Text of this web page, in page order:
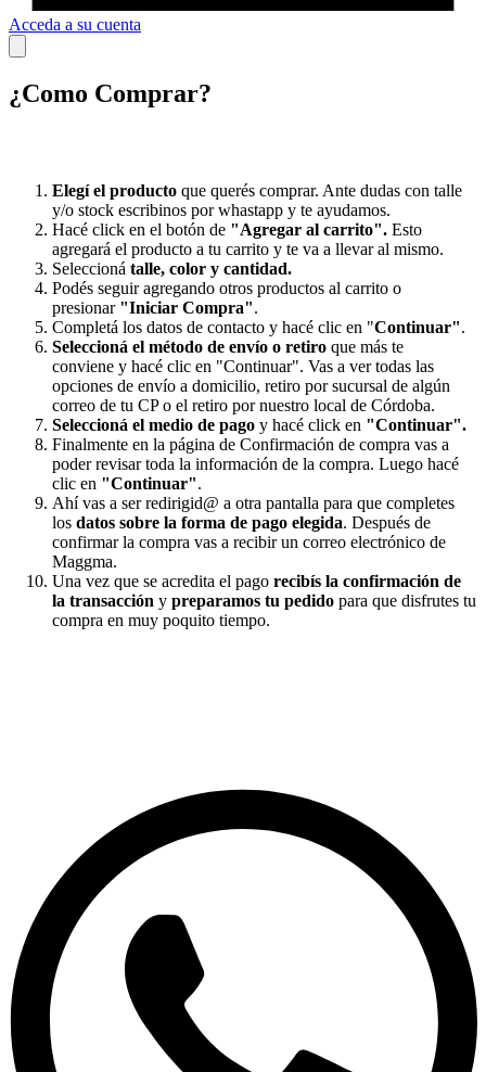
Acceda a su cuenta
¿Como Comprar?
Elegí el producto que querés comprar. Ante dudas con talle
y/o stock escribinos por whastapp y te ayudamos.
Hacé click en el botón de "Agregar al carrito". Esto
agregará el producto a tu carrito y te va a llevar al mismo.
Seleccioná talle, color y cantidad.
Podés seguir agregando otros productos al carrito o
presionar "Iniciar Compra".
Completá los datos de contacto y hacé clic en "Continuar".
Seleccioná el método de envío o retiro que más te
conviene y hacé clic en "Continuar". Vas a ver todas las
opciones de envío a domicilio, retiro por sucursal de algún
correo de tu CP o el retiro por nuestro local de Córdoba.
Seleccioná el medio de pago y hacé click en "Continuar".
Finalmente en la página de Confirmación de compra vas a
poder revisar toda la información de la compra. Luego hacé
clic en "Continuar".
Ahí vas a ser redirigid@ a otra pantalla para que completes
los datos sobre la forma de pago elegida. Después de
confirmar la compra vas a recibir un correo electrónico de
Maggma.
Una vez que se acredita el pago recibís la confirmación de
la transacción y preparamos tu pedido para que disfrutes tu
compra en muy poquito tiempo.